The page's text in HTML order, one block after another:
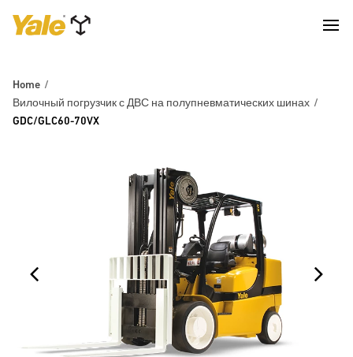
Home
Вилочный погрузчик с ДВС на полупневматических шинах
GDC/GLC60-70VX